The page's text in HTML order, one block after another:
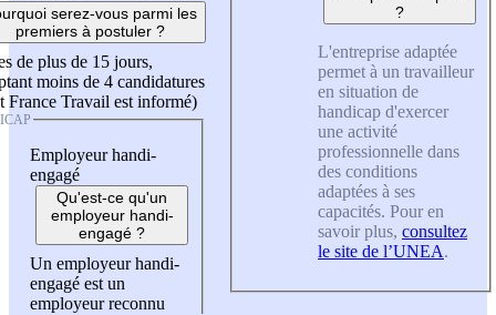
serez-vous parmi les
premiers à postuler ?
de plus de 15 jours,
moins de 4 candidatures
France Travail est informé)
Employeur handi-
engagé
Qu'est-ce qu'un
employeur handi-
engagé ?
Un employeur handi-
engagé est un
employeur reconnu
?
L'entreprise adaptée
permet à un travailleur
en situation de
handicap d'exercer
une activité
professionnelle dans
des conditions
adaptées à ses
capacités. Pour en
savoir plus, consultez
le site de l’UNEA.